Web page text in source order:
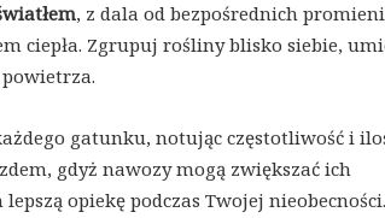
, z dala od bezpośrednich promieni
ciepła. Zgrupuj rośliny blisko siebie,
gatunku, notując częstotliwość i
gdyż nawozy mogą zwiększać ich
opiekę podczas Twojej nieobecności.